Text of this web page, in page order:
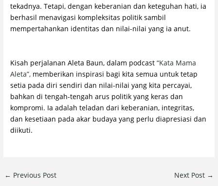
tekadnya. Tetapi, dengan keberanian dan keteguhan hati, ia
berhasil menavigasi kompleksitas politik sambil
mempertahankan identitas dan nilai-nilai yang ia anut.
Kisah perjalanan Aleta Baun, dalam podcast “Kata Mama
Aleta”, memberikan inspirasi bagi kita semua untuk tetap
setia pada diri sendiri dan nilai-nilai yang kita percayai,
bahkan di tengah-tengah arus politik yang keras dan
kompromi. Ia adalah teladan dari keberanian, integritas,
dan kesetiaan pada akar budaya yang perlu diapresiasi dan
diikuti.
← Previous Post Next Post →